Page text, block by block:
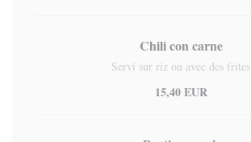
Chili con carne
Servi sur riz ou avec des frites
15,40 EUR